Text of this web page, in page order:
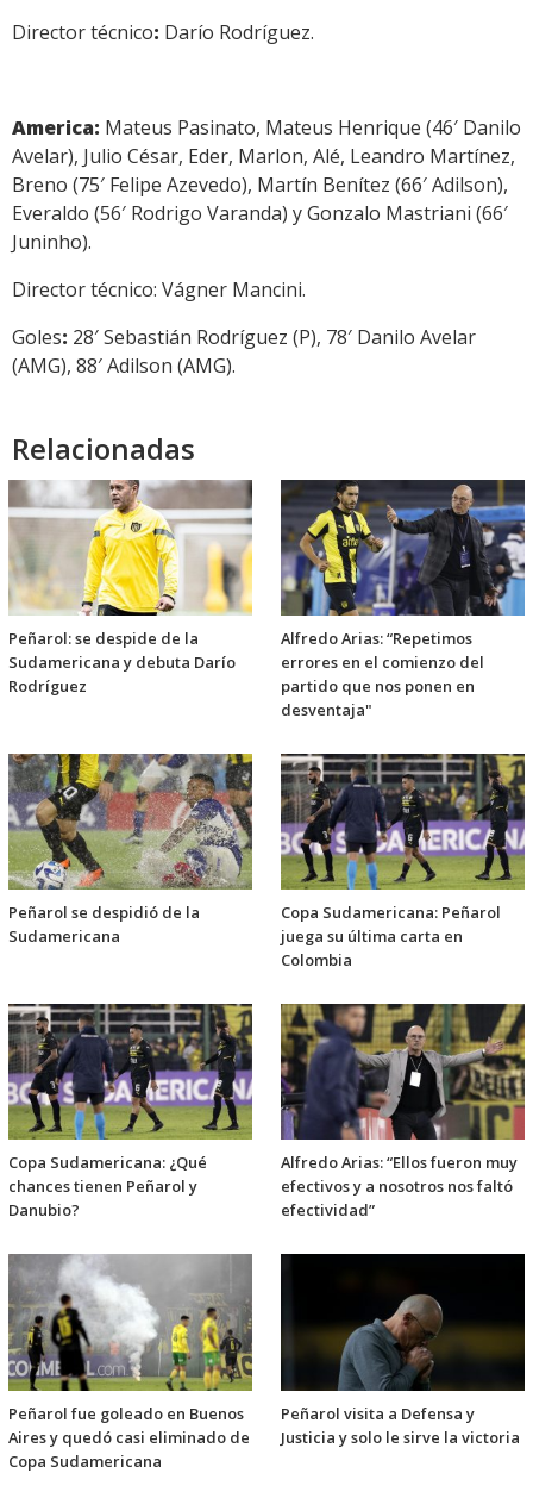
Director técnico: Darío Rodríguez.
America: Mateus Pasinato, Mateus Henrique (46′ Danilo
Avelar), Julio César, Eder, Marlon, Alé, Leandro Martínez,
Breno (75′ Felipe Azevedo), Martín Benítez (66′ Adilson),
Everaldo (56′ Rodrigo Varanda) y Gonzalo Mastriani (66′
Juninho).
Director técnico: Vágner Mancini.
Goles: 28′ Sebastián Rodríguez (P), 78′ Danilo Avelar
(AMG), 88′ Adilson (AMG).
Relacionadas
Peñarol: se despide de la
Sudamericana y debuta Darío
Rodríguez
Alfredo Arias: “Repetimos
errores en el comienzo del
partido que nos ponen en
desventaja"
Peñarol se despidió de la
Sudamericana
Copa Sudamericana: Peñarol
juega su última carta en
Colombia
Copa Sudamericana: ¿Qué
chances tienen Peñarol y
Danubio?
Alfredo Arias: “Ellos fueron muy
efectivos y a nosotros nos faltó
efectividad”
Peñarol fue goleado en Buenos
Aires y quedó casi eliminado de
Copa Sudamericana
Peñarol visita a Defensa y
Justicia y solo le sirve la victoria